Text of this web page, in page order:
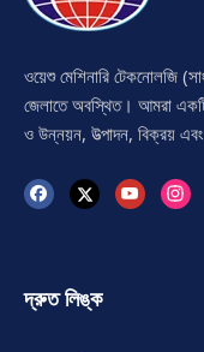
ওয়েশু মেশিনারি টেকনোলজি
জেলাতে অবস্থিত। আমরা
ও উন্নয়ন, উত্পাদন, বিক্রয়
দ্রুত লিঙ্ক